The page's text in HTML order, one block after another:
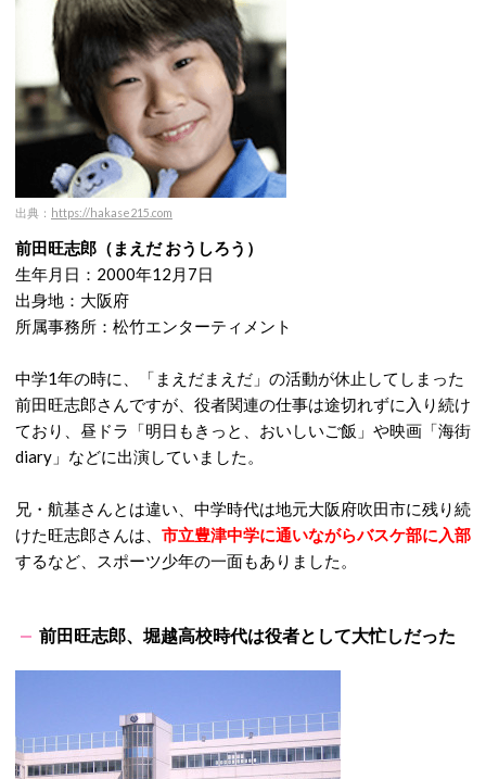
出典： https://hakase215.com
前田旺志郎（まえだ おうしろう）
生年月日：2000年12月7日
出身地：大阪府
所属事務所：松竹エンターティメント
中学1年の時に、「まえだまえだ」の活動が休止してしまった
前田旺志郎さんですが、役者関連の仕事は途切れずに入り続け
ており、昼ドラ「明日もきっと、おいしいご飯」や映画「海街
diary」などに出演していました。
兄・航基さんとは違い、中学時代は地元大阪府吹田市に残り続
けた旺志郎さんは、 市立豊津中学に通いながらバスケ部に入部
するなど、スポーツ少年の一面もありました。
前田旺志郎、堀越高校時代は役者として大忙しだった